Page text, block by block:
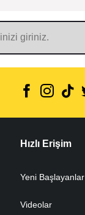
Hızlı Erişim
Yeni Başlayanlar
Videolar